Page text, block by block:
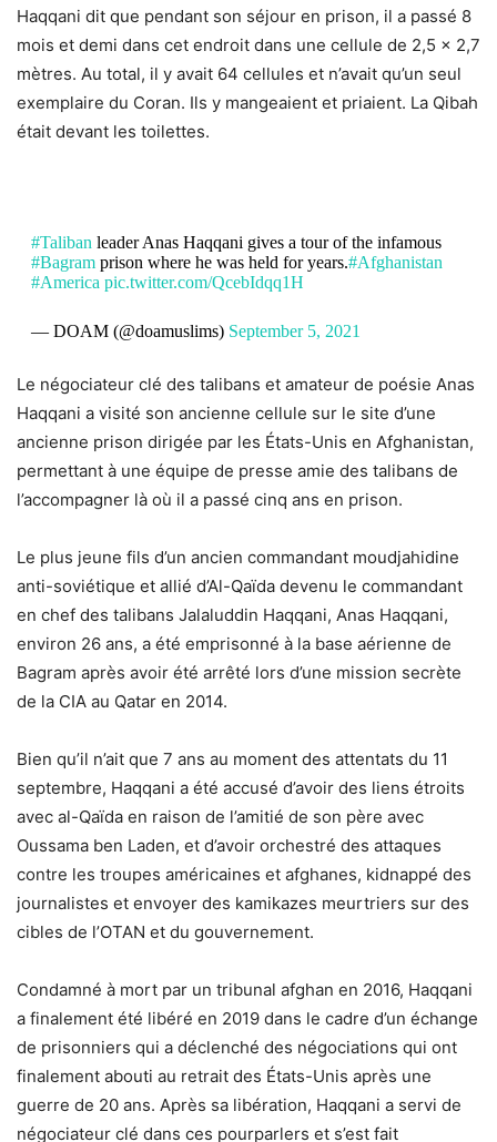
Haqqani dit que pendant son séjour en prison, il a passé 8
mois et demi dans cet endroit dans une cellule de 2,5 x 2,7
mètres. Au total, il y avait 64 cellules et n’avait qu’un seul
exemplaire du Coran. Ils y mangeaient et priaient. La Qibah
était devant les toilettes.
#Taliban leader Anas Haqqani gives a tour of the infamous
#Bagramprison where he was held for years.#Afghanistan
#America pic.twitter.com/QcebIdqq1H
— DOAM (@doamuslims) September 5, 2021
Le négociateur clé des talibans et amateur de poésie Anas
Haqqani a visité son ancienne cellule sur le site d’une
ancienne prison dirigée par les États-Unis en Afghanistan,
permettant à une équipe de presse amie des talibans de
l’accompagner là où il a passé cinq ans en prison.
Le plus jeune fils d’un ancien commandant moudjahidine
anti-soviétique et allié d’Al-Qaïda devenu le commandant
en chef des talibans Jalaluddin Haqqani, Anas Haqqani,
environ 26 ans, a été emprisonné à la base aérienne de
Bagram après avoir été arrêté lors d’une mission secrète
de la CIA au Qatar en 2014.
Bien qu’il n’ait que 7 ans au moment des attentats du 11
septembre, Haqqani a été accusé d’avoir des liens étroits
avec al-Qaïda en raison de l’amitié de son père avec
Oussama ben Laden, et d’avoir orchestré des attaques
contre les troupes américaines et afghanes, kidnappé des
journalistes et envoyer des kamikazes meurtriers sur des
cibles de l’OTAN et du gouvernement.
Condamné à mort par un tribunal afghan en 2016, Haqqani
a finalement été libéré en 2019 dans le cadre d’un échange
de prisonniers qui a déclenché des négociations qui ont
finalement abouti au retrait des États-Unis après une
guerre de 20 ans. Après sa libération, Haqqani a servi de
négociateur clé dans ces pourparlers et s’est fait